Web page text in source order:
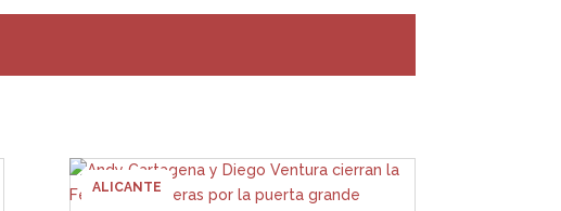
ALICANTE